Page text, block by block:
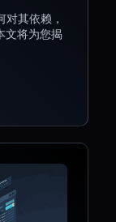
其依赖，
文将为您揭